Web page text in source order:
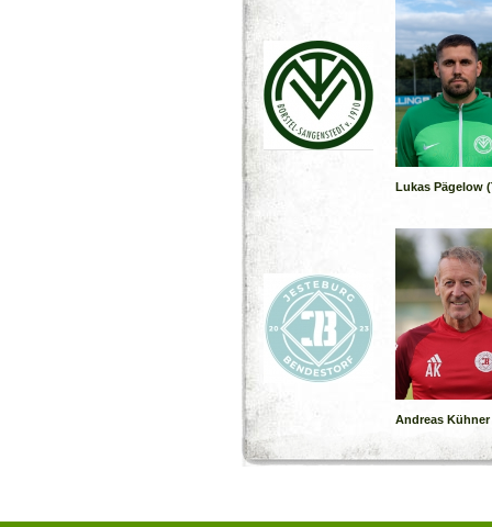
Lukas Pägelow
Andreas Kühner